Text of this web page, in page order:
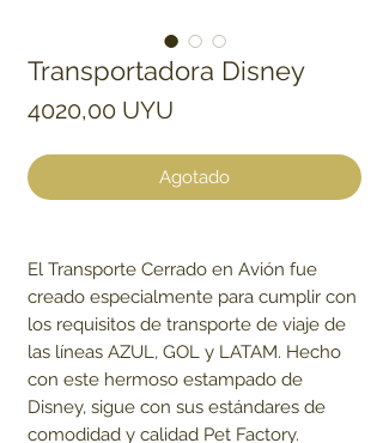
Transportadora Disney
4020,00 UYU
Agotado
El Transporte Cerrado en Avión fue
creado especialmente para cumplir con
los requisitos de transporte de viaje de
las líneas AZUL, GOL y LATAM. Hecho
con este hermoso estampado de
Disney, sigue con sus estándares de
comodidad y calidad Pet Factory.